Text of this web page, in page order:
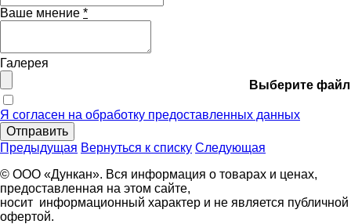
Ваше мнение *
Галерея
Выберите файл
Я согласен на обработку предоставленных данных
Отправить
Предыдущая Вернуться к списку Следующая
© ООО «Дункан». Вся информация о товарах и ценах,
предоставленная на этом сайте,
носит информационный характер и не является публичной
офертой.